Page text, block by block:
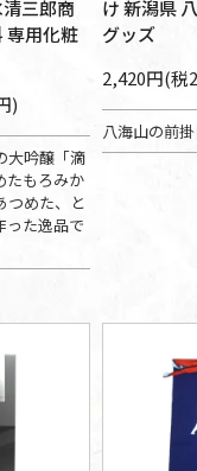
三郎商
専用化粧
)
大吟醸「滴
たもろみか
つめた、と
った逸品で
け 新潟県
グッズ
2,420円(税
八海山の前掛